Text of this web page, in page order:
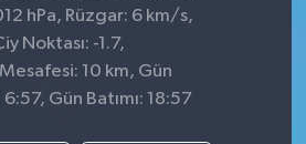
hPa, Rüzgar: 6 km/s,
Noktası: -1.7,
10 km, Gün
Gün Batımı: 18:57